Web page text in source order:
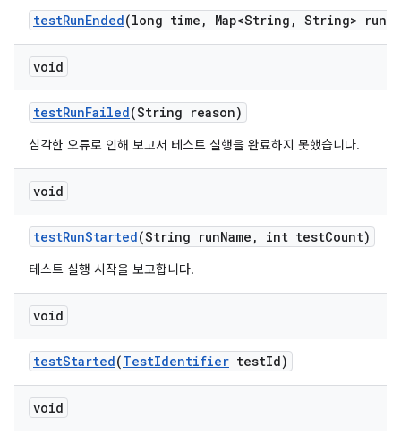
testRunEnded(long time , Map<String , String> run
void
testRunFailed(String reason)
심각한 오류로 인해 보고서 테스트 실행을 완료하지 못했습니다.
void
testRunStarted(String runName , int testCount)
테스트 실행 시작을 보고합니다.
void
testStarted(TestIdentifier testId)
void